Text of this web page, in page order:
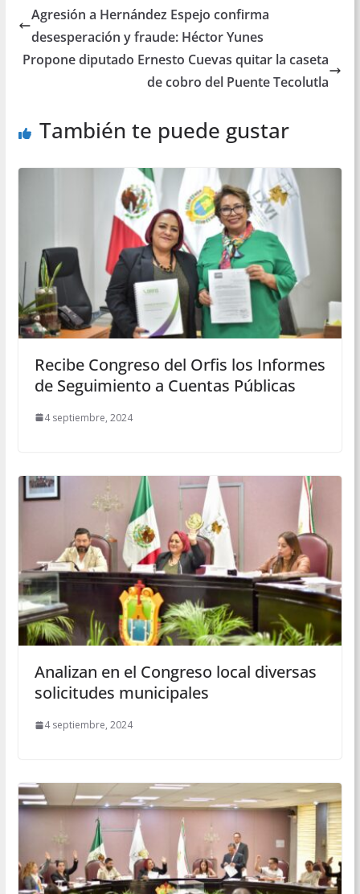
Agresión a Hernández Espejo confirma
desesperación y fraude: Héctor Yunes
Propone diputado Ernesto Cuevas quitar la caseta
de cobro del Puente Tecolutla
También te puede gustar
Recibe Congreso del Orfis los Informes
de Seguimiento a Cuentas Públicas
4 septiembre, 2024
Analizan en el Congreso local diversas
solicitudes municipales
4 septiembre, 2024